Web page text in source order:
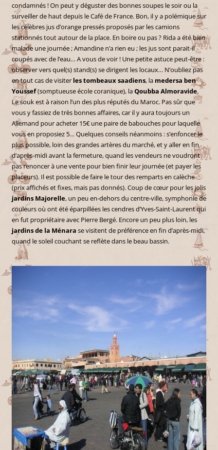
condamnés ! On peut y déguster des bonnes soupes le soir ou la
surveiller de haut depuis le Café de France. Bon, il y a polémique sur
les célèbres jus d’orange pressés proposés par les camions
stationnés tout autour de la place. En boire ou pas ? Rida a été bien
malade une journée ; Amandine n’a rien eu ; les jus sont parait-il
coupés avec de l’eau… A vous de voir ! Une petite astuce peut-être :
observer vers quel(s) stand(s) se dirigent les locaux… N’oubliez pas
en tout cas de visiter les tombeaux saadiens, la medersa ben
Youssef(somptueuse école coranique), laQoubba Almoravide.
Le souk est à raison l’un des plus réputés du Maroc. Pas sûr que
vous y fassiez de très bonnes affaires, car il y aura toujours un
Allemand pour acheter 15€ une paire de babouches pour laquelle
vous en proposiez 5… Quelques conseils néanmoins : s’enfoncer le
plus possible, loin des grandes artères du marché, et y aller en fin
d’après-midi avant la fermeture, quand les vendeurs ne voudront
pas renoncer à une vente pour bien finir leur journée (et payer les
placeurs). Il est possible de faire le tour des remparts en calèche
(prix affichés et fixes, mais pas donnés). Coup de cœur pour les jolis
jardins Majorelle, un peu en-dehors du centre-ville, symphonie de
couleurs où ont été éparpillées les cendres d’Yves-Saint-Laurent qui
en fut propriétaire avec Pierre Bergé. Encore un peu plus loin, les
jardins de la Ménara se visitent de préférence en fin d’après-midi,
quand le soleil couchant se reflète dans le beau bassin.